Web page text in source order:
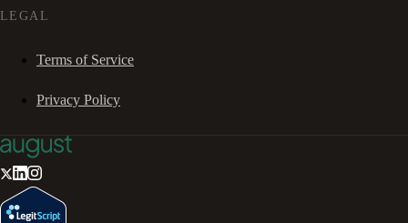
LEGAL
Terms of Service
Privacy Policy